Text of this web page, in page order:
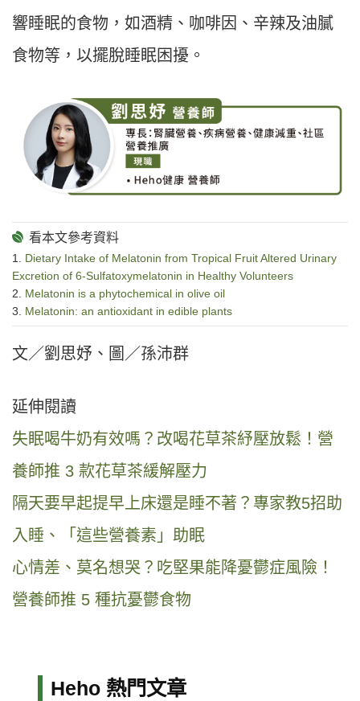
響睡眠的食物，如酒精、咖啡因、辛辣及油膩
食物等，以擺脫睡眠困擾。
1. Dietary Intake of Melatonin from Tropical Fruit Altered Urinary
Excretion of 6-Sulfatoxymelatonin in Healthy Volunteers
2. Melatonin is a phytochemical in olive oil
3. Melatonin: an antioxidant in edible plants
文／劉思妤、圖／孫沛群
延伸閱讀
失眠喝牛奶有效嗎？改喝花草茶紓壓放鬆！營
養師推 3 款花草茶緩解壓力
隔天要早起提早上床還是睡不著？專家教5招助
入睡、「這些營養素」助眠
心情差、莫名想哭？吃堅果能降憂鬱症風險！
營養師推 5 種抗憂鬱食物
Heho 熱門文章